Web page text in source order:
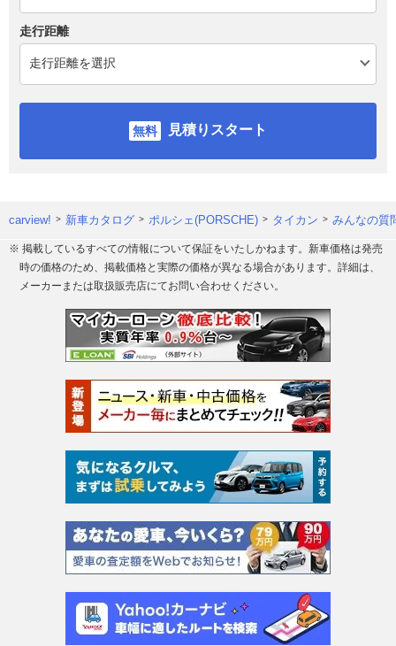
走行距離
見積りスタート
carview! 新車カタログ ポルシェ(PORSCHE) タイカン みんなの質
※ 掲載しているすべての情報について保証をいたしかねます。新車価格は発売
時の価格のため、掲載価格と実際の価格が異なる場合があります。詳細は、
メーカーまたは取扱販売店にてお問い合わせください。